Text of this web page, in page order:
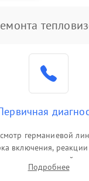
германиевой
включения,
вывода тепловой
функций и
Подробнее